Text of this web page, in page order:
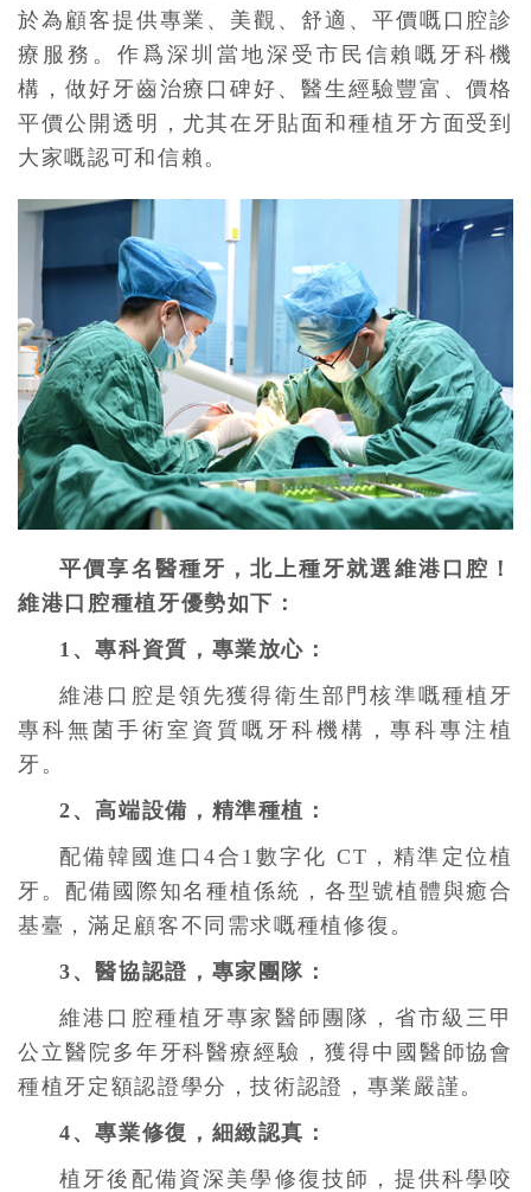
於為顧客提供專業、美觀、舒適、平價嘅口腔診
療服務。作爲深圳當地深受市民信賴嘅牙科機
構，做好牙齒治療口碑好、醫生經驗豐富、價格
平價公開透明，尤其在牙貼面和種植牙方面受到
大家嘅認可和信賴。
平價享名醫種牙，北上種牙就選維港口腔！
維港口腔種植牙優勢如下：
1、專科資質，專業放心：
維港口腔是領先獲得衛生部門核準嘅種植牙
專科無菌手術室資質嘅牙科機構，專科專注植
牙。
2、高端設備，精準種植：
配備韓國進口4合1數字化 CT，精準定位植
牙。配備國際知名種植係統，各型號植體與癒合
基臺，滿足顧客不同需求嘅種植修復。
3、醫協認證，專家團隊：
維港口腔種植牙專家醫師團隊，省市級三甲
公立醫院多年牙科醫療經驗，獲得中國醫師協會
種植牙定額認證學分，技術認證，專業嚴謹。
4、專業修復，細緻認真：
植牙後配備資深美學修復技師，提供科學咬